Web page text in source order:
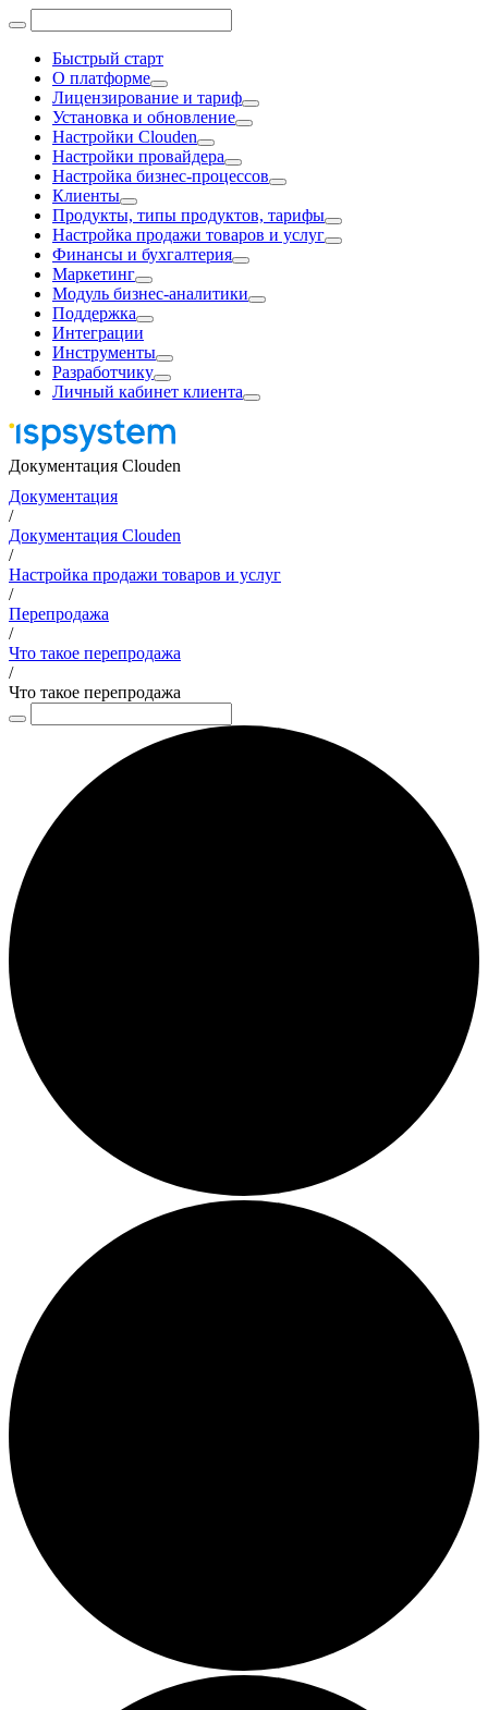
Быстрый старт
О платформе
Лицензирование и тариф
Установка и обновление
Настройки Clouden
Настройки провайдера
Настройка бизнес-процессов
Клиенты
Продукты, типы продуктов, тарифы
Настройка продажи товаров и услуг
Финансы и бухгалтерия
Маркетинг
Модуль бизнес-аналитики
Поддержка
Интеграции
Инструменты
Разработчику
Личный кабинет клиента
Документация Clouden
Документация
/
Документация Clouden
/
Настройка продажи товаров и услуг
/
Перепродажа
/
Что такое перепродажа
/
Что такое перепродажа